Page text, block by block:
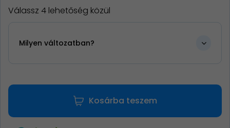
Válassz 4 lehetőség közül
Milyen változatban?
Kosárba teszem